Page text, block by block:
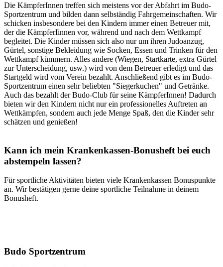
Die KämpferInnen treffen sich meistens vor der Abfahrt im Budo-
Sportzentrum und bilden dann selbständig Fahrgemeinschaften. Wir
schicken insbesondere bei den Kindern immer einen Betreuer mit,
der die KämpferIinnen vor, während und nach dem Wettkampf
begleitet. Die Kinder müssen sich also nur um ihren Judoanzug,
Gürtel, sonstige Bekleidung wie Socken, Essen und Trinken für den
Wettkampf kümmern. Alles andere (Wiegen, Startkarte, extra Gürtel
zur Unterscheidung, usw.) wird von dem Betreuer erledigt und das
Startgeld wird vom Verein bezahlt. Anschließend gibt es im Budo-
Sportzentrum einen sehr beliebten "Siegerkuchen" und Getränke.
Auch das bezahlt der Budo-Club für seine KämpferInnen! Dadurch
bieten wir den Kindern nicht nur ein professionelles Auftreten an
Wettkämpfen, sondern auch jede Menge Spaß, den die Kinder sehr
schätzen und genießen!
Kann ich mein Krankenkassen-Bonusheft bei euch
abstempeln lassen?
Für sportliche Aktivitäten bieten viele Krankenkassen Bonuspunkte
an. Wir bestätigen gerne deine sportliche Teilnahme in deinem
Bonusheft.
Budo Sportzentrum